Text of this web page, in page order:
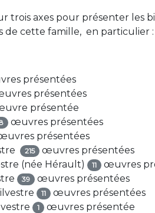
trois axes pour présenter
de cette famille, en particulier :
présentées
présentées
présentée
œuvres présentées
présentées
215 œuvres présentées
(née Hérault) 11 œuvres
39 œuvres présentées
11 œuvres présentées
1 œuvres présentée